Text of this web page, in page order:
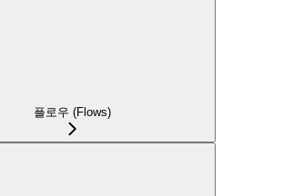
플로우 (Flows)